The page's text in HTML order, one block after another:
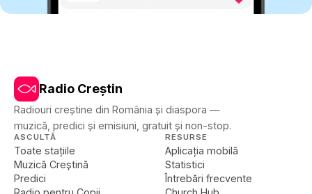
Radio Creștin
Radiouri creștine din România și diaspora —
muzică, predici și emisiuni, gratuit și non-stop.
ASCULTĂ
Toate stațiile
Muzică Creștină
Predici
RESURSE
Aplicația mobilă
Statistici
Întrebări frecvente